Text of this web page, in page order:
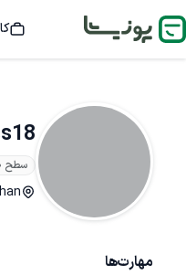
سطح ۰
مهارت‌ها